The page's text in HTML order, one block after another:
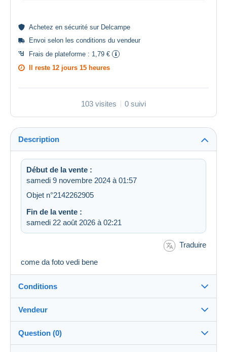
Achetez en sécurité sur Delcampe
Envoi selon les conditions du vendeur
Frais de plateforme : 1,79 €
Il reste 12 jours 15 heures
103 visites 0 suivi
Description
Début de la vente :
samedi 9 novembre 2024 à 01:57
Objet n°2142262905
Fin de la vente :
samedi 22 août 2026 à 02:21
Traduire
come da foto vedi bene
Conditions
Destination :
Voir la liste des pays
Expédition :
Vendeur
giaggio100%(48858x)
Question (0)